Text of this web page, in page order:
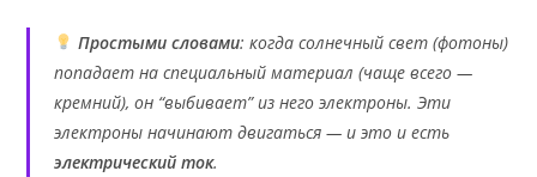
Простыми словами: когда солнечный свет (фотоны)
попадает на специальный материал (чаще всего —
кремний), он “выбивает” из него электроны. Эти
электроны начинают двигаться — и это и есть
электрический ток.